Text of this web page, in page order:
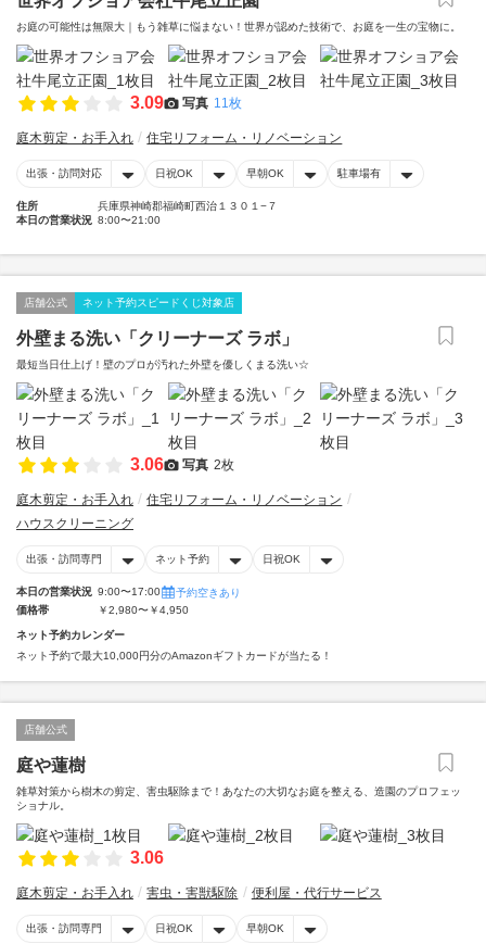
お庭の可能性は無限大｜もう雑草に悩まない！世界が認めた技術で、お庭を一生の宝物に。
3.09 写真 11枚
庭木剪定・お手入れ 住宅リフォーム・リノベーション
出張・訪問対応 日祝OK 早朝OK 駐車場有
住所
兵庫県神崎郡福崎町西治１３０１−７
本日の営業状況 8:00〜21:00
店舗公式 ネット予約スピードくじ対象店
外壁まる洗い「クリーナーズ ラボ」
最短当日仕上げ！壁のプロが汚れた外壁を優しくまる洗い☆
3.06 写真 2枚
庭木剪定・お手入れ
住宅リフォーム・リノベーション
ハウスクリーニング
出張・訪問専門 ネット予約 日祝OK
本日の営業状況 9:00〜17:00
予約空きあり
価格帯
￥2,980〜￥4,950
ネット予約カレンダー
ネット予約で最大10,000円分のAmazonギフトカードが当たる！
店舗公式
庭や蓮樹
雑草対策から樹木の剪定、害虫駆除まで！あなたの大切なお庭を整える、造園のプロフェッ
ショナル。
3.06
庭木剪定・お手入れ 害虫・害獣駆除 便利屋・代行サービス
出張・訪問専門 日祝OK 早朝OK